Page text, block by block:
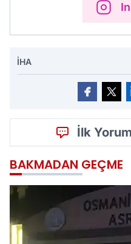
İHA
İlk
BAKMADAN GEÇME